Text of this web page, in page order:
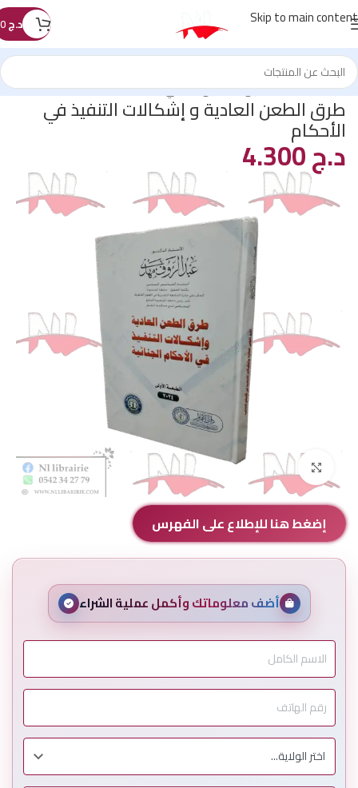
Skip to main content د.ج
الرئيسية/كتب القانون/القانون الجنائي
طرق الطعن العادية و إشكالات التنفيذ في
الأحكام
د.ج
Click to enlarge
إضغط هنا للإطلاع على الفهرس
أضف معلوماتك وأكمل عملية الشراء